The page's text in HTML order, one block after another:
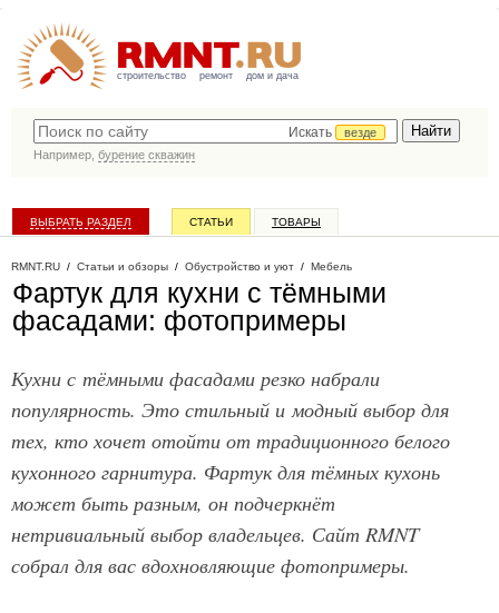
строительство ремонт дом и дача
Искать
везде
Например, бурение скважин
ВЫБРАТЬ РАЗДЕЛ СТАТЬИ ТОВАРЫ
RMNT.RU / Статьи и обзоры / Обустройство и уют / Мебель
Фартук для кухни с тёмными
фасадами: фотопримеры
Кухни с тёмными фасадами резко набрали
популярность. Это стильный и модный выбор для
тех, кто хочет отойти от традиционного белого
кухонного гарнитура. Фартук для тёмных кухонь
может быть разным, он подчеркнёт
нетривиальный выбор владельцев. Сайт RMNT
собрал для вас вдохновляющие фотопримеры.